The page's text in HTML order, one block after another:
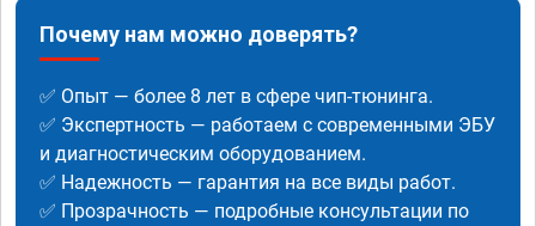
Почему нам можно доверять?
✅ Опыт — более 8 лет в сфере чип-тюнинга.
✅ Экспертность — работаем с современными ЭБУ
и диагностическим оборудованием.
✅ Надежность — гарантия на все виды работ.
✅ Прозрачность — подробные консультации по